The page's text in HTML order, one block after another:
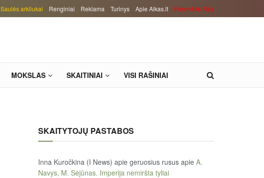
Saulės arkliukai Renginiai Reklama Turinys Apie Alkas.lt Paremkite Alką
MOKSLAS SKAITINIAI VISI RAŠINIAI
SKAITYTOJŲ PASTABOS
Inna Kuročkina (I News) apie geruosius rusus apie A.
Navys, M. Sėjūnas. Imperija nemiršta tyliai